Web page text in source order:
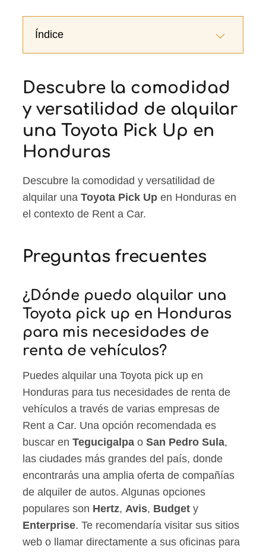
Índice
Descubre la comodidad
y versatilidad de alquilar
una Toyota Pick Up en
Honduras
Descubre la comodidad y versatilidad de
alquilar unaToyota Pick Up en Honduras en
el contexto de Rent a Car.
Preguntas frecuentes
¿Dónde puedo alquilar una
Toyota pick up en Honduras
para mis necesidades de
renta de vehículos?
Puedes alquilar una Toyota pick up en
Honduras para tus necesidades de renta de
vehículos a través de varias empresas de
Rent a Car. Una opción recomendada es
buscar enTegucigalpa oSan Pedro Sula,
las ciudades más grandes del país, donde
encontrarás una amplia oferta de compañías
de alquiler de autos. Algunas opciones
populares son Hertz,Avis, Budget y
Enterprise. Te recomendaría visitar sus sitios
web o llamar directamente a sus oficinas para